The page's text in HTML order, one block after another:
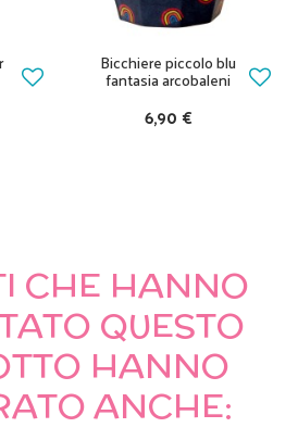
Bicchiere piccolo blu
fantasia arcobaleni
6,90 €
CHE HANNO
QUESTO
HANNO
ANCHE: